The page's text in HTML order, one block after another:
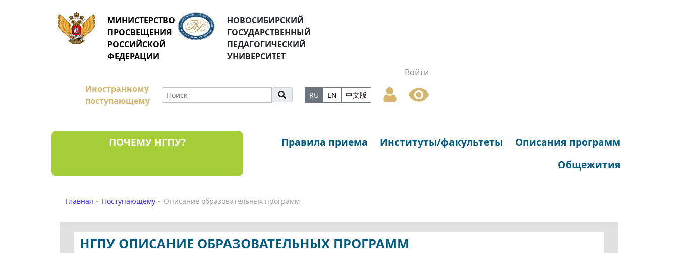
МИНИСТЕРСТВО
ПРОСВЕЩЕНИЯ
РОССИЙСКОЙ
ФЕДЕРАЦИИ
НОВОСИБИРСКИЙ
ГОСУДАРСТВЕННЫЙ
ПЕДАГОГИЧЕСКИЙ
УНИВЕРСИТЕТ
Войти
Иностранному
поступающему
RU EN 中文版
ПОЧЕМУ НГПУ? Правила приема Институты/факультеты
Описания программ
Общежития
Главная Поступающему Описание образовательных программ
НГПУ ОПИСАНИЕ ОБРАЗОВАТЕЛЬНЫХ ПРОГРАММ